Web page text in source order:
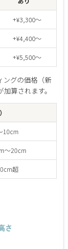
+¥3,300～
+¥4,400～
+¥5,500～
ングの価格（新
算されます。
10cm
～20cm
超